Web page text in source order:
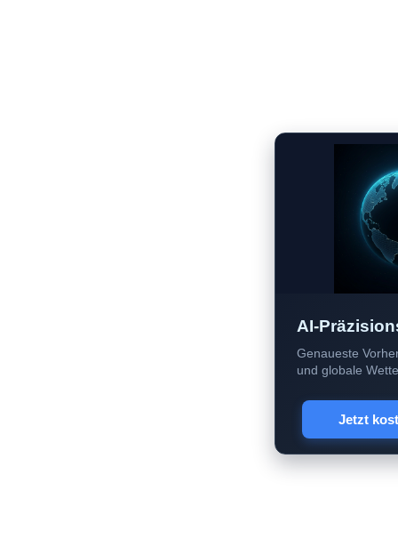
AI-
Genaueste
und globale
Jetzt